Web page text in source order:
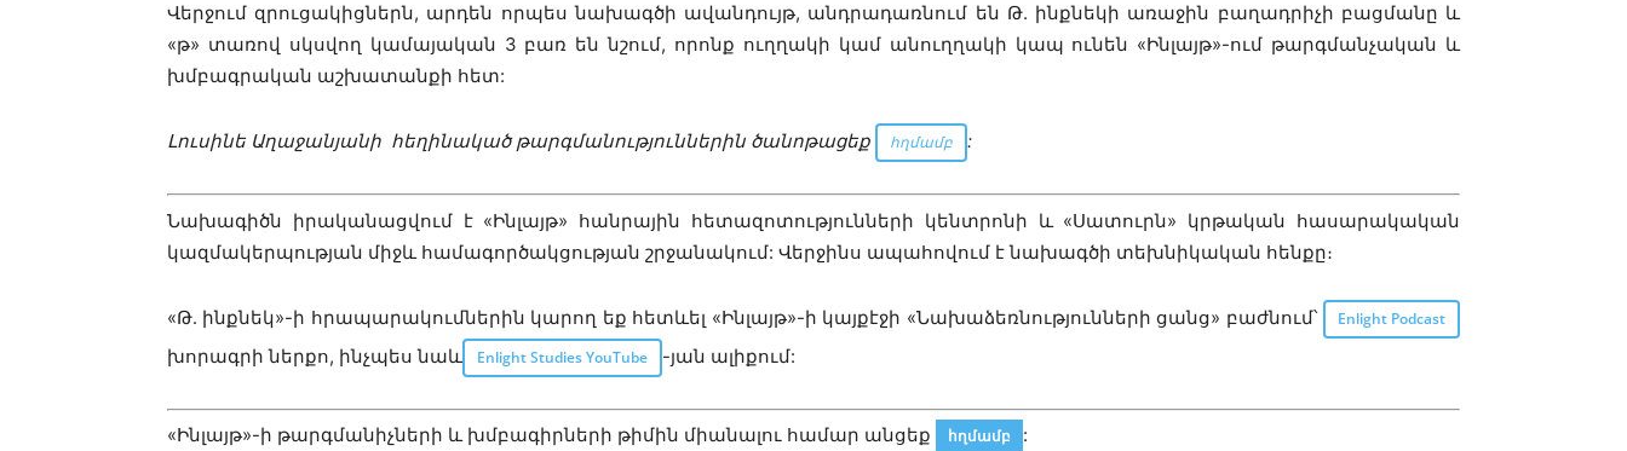
Վերջում զրուցակիցներն, արդեն որպես նախագծի ավանդույթ, անդրադառնում են Թ. ինքնեկի առաջին բաղադրիչի բացմանը և
«թ» տառով սկսվող կամայական 3 բառ են նշում, որոնք ուղղակի կամ անուղղակի կապ ունեն «Ինլայթ»-ում թարգմանչական և
խմբագրական աշխատանքի հետ:
Լուսինե Աղաջանյանի հեղինակած թարգմանություններին ծանոթացեք հղմամբ :
Նախագիծն իրականացվում է «Ինլայթ» հանրային հետազոտությունների կենտրոնի և «Սատուրն» կրթական հասարակական
կազմակերպության միջև համագործակցության շրջանակում: Վերջինս ապահովում է նախագծի տեխնիկական հենքը։
«Թ․ ինքնեկ»-ի հրապարակումներին կարող եք հետևել «Ինլայթ»-ի կայքէջի «Նախաձեռնությունների ցանց» բաժնում՝ Enlight Podcast
խորագրի ներքո, ինչպես նաև Enlight Studies YouTube -յան ալիքում:
«Ինլայթ»-ի թարգմանիչների և խմբագիրների թիմին միանալու համար անցեք հղմամբ :